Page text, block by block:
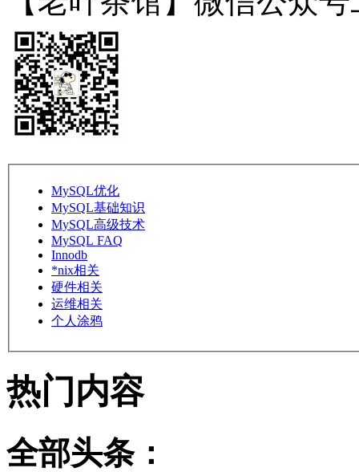
MySQL优化
MySQL基础知识
MySQL高级技术
MySQL FAQ
Innodb
*nix相关
硬件相关
运维相关
个人涂鸦
热门内容
全部头条：